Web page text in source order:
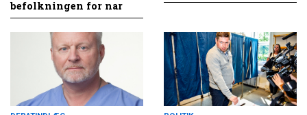
befolkningen for nar